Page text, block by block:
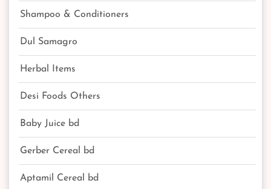
Shampoo & Conditioners
Dul Samagro
Herbal Items
Desi Foods Others
Baby Juice bd
Gerber Cereal bd
Aptamil Cereal bd